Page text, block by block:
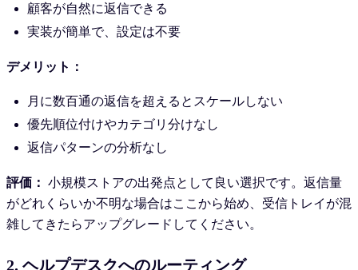
顧客が自然に返信できる
実装が簡単で、設定は不要
デメリット：
月に数百通の返信を超えるとスケールしない
優先順位付けやカテゴリ分けなし
返信パターンの分析なし
評価： 小規模ストアの出発点として良い選択です。返信量
がどれくらいか不明な場合はここから始め、受信トレイが混
雑してきたらアップグレードしてください。
2. ヘルプデスクへのルーティング